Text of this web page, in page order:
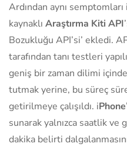
Ardından aynı
kaynaklı Araştırma Kiti API
Bozukluğu API’si’ ekledi.
tarafından tanı testleri
geniş bir zaman dilimi
tutmak yerine, bu süreç
getirilmeye çalışıldı. iPhone
sunarak yalnızca saatlik ve
dakika belirti